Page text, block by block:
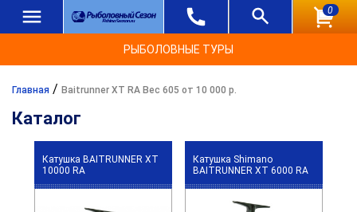
0
РЫБОЛОВНЫЕ ТУРЫ
Главная / Baitrunner XT RA Вес 605 от 10 000 р.
Каталог
Катушка BAITRUNNER XT
10000 RA
Катушка Shimano
BAITRUNNER XT 6000 RA